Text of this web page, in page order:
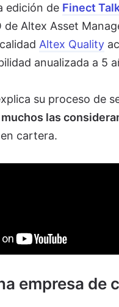
edición de Finect
de Altex Asset
Altex Quality
anualizada a 5
su proceso de
las
cartera.
empresa de